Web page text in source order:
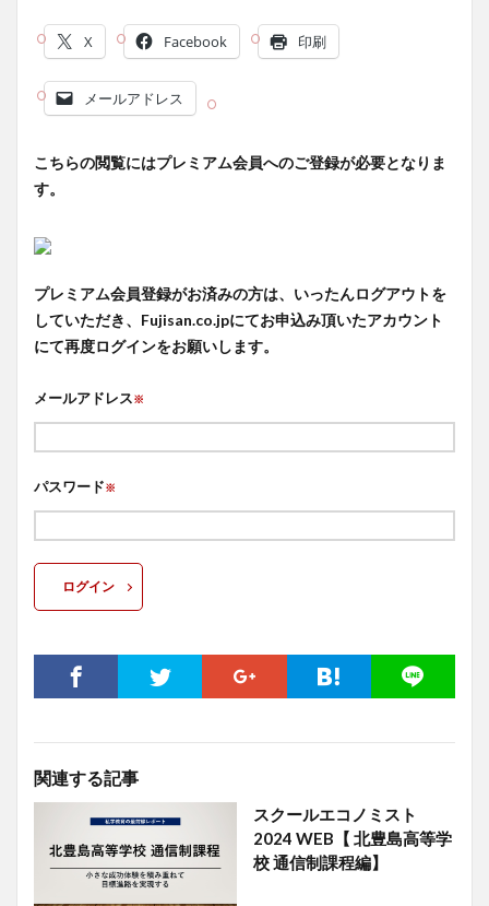
X Facebook 印刷
メールアドレス
こちらの閲覧にはプレミアム会員へのご登録が必要となりま
す。
プレミアム会員登録がお済みの方は、いったんログアウトを
していただき、Fujisan.co.jpにてお申込み頂いたアカウント
にて再度ログインをお願いします。
メールアドレス※
パスワード※
ログイン
関連する記事
スクールエコノミスト
2024 WEB【 北豊島高等学
校 通信制課程編】